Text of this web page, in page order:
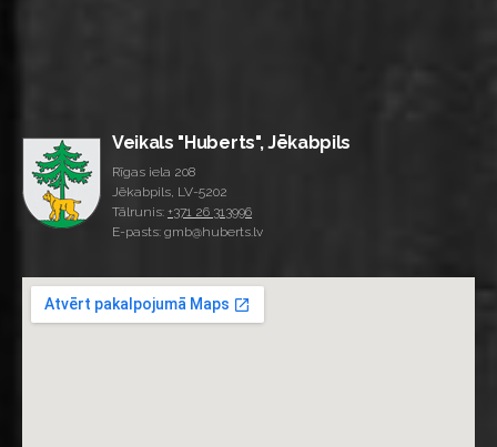
Veikals "Huberts", Jēkabpils
Rīgas iela 208
Jēkabpils, LV-5202
Tālrunis: +371 26 313996
E-pasts: gmb@huberts.lv